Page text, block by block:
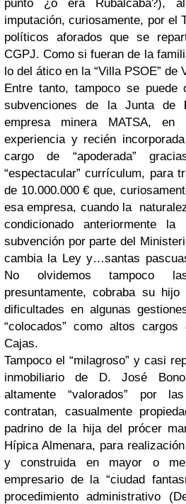
punto ¿o era Rubalcaba?),
imputación, curiosamente, por el
políticos aforados que se
CGPJ. Como si fueran de la
lo del ático en la “Villa PSOE” de
Entre tanto, tampoco se
subvenciones de la Junta de
empresa minera MATSA,
experiencia y recién
cargo de “apoderada”
“espectacular” currículum, para
de 10.000.000 € que,
esa empresa, cuando la
condicionado anteriormente
subvención por parte del
cambia la Ley y…santas
No olvidemos tampoco
presuntamente, cobraba su hijo
dificultades en algunas
“colocados” como altos
Cajas.
Tampoco el “milagroso” y casi
inmobiliario de D. José
altamente “valorados” por
contratan, casualmente
padrino de la hija del prócer
Hípica Almenara, para
y construida en mayor o
empresario de la “ciudad
procedimiento administrativo